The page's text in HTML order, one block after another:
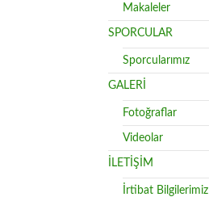
Makaleler
SPORCULAR
Sporcularımız
GALERİ
Fotoğraflar
Videolar
İLETİŞİM
İrtibat Bilgilerimiz